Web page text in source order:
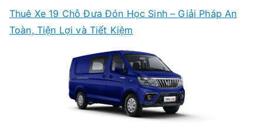
Thuê Xe 19 Chỗ Đưa Đón Học Sinh – Giải Pháp An
Toàn, Tiện Lợi và Tiết Kiệm